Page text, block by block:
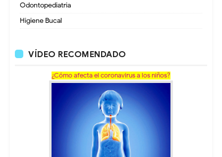
Odontopediatria
Higiene Bucal
VÍDEO RECOMENDADO
¿Cómo afecta el coronavirus a los niños?